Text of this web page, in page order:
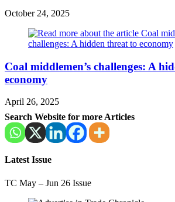
October 24, 2025
Coal middlemen’s challenges: A
economy
April 26, 2025
Search Website for more Articles
Latest Issue
TC May – Jun 26 Issue